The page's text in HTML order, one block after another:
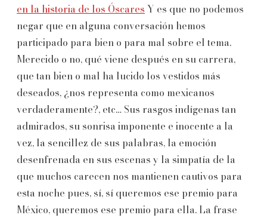
en la historia de los Óscares Y es que no podemos
negar que en alguna conversación hemos
participado para bien o para mal sobre el tema.
Merecido o no, qué viene después en su carrera,
que tan bien o mal ha lucido los vestidos más
deseados, ¿nos representa como mexicanos
verdaderamente?, etc… Sus rasgos indígenas tan
admirados, su sonrisa imponente e inocente a la
vez, la sencillez de sus palabras, la emoción
desenfrenada en sus escenas y la simpatía de la
que muchos carecen nos mantienen cautivos para
esta noche pues, sí, sí queremos ese premio para
México, queremos ese premio para ella. La frase